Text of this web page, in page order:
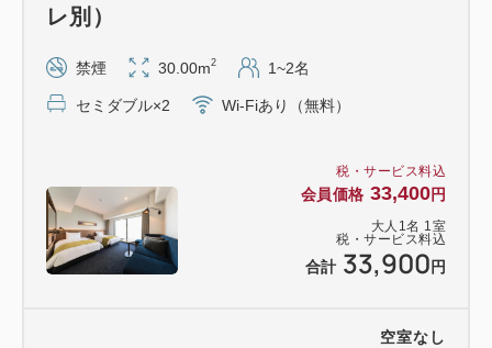
お子様の人数など事前にご連絡くださいませ。
なお、添い寝のお子様はベッド1台(エキストラベッ
ご夕食は別途追加料金にて承ります。詳細はお問い
合わせください。
税・サービス料込
会員価格 33,400円
大人 1 名 1 室
税・サービス料込
合計 33,900 円
レ別）
禁煙 30.00m2 1~2名
セミダブル×2 Wi-Fiあり（無料）
空室なし